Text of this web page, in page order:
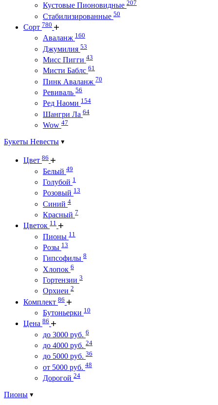
Кустовые Пионовидные 207
Стабилизированные 50
Сорт 780
Аваланж 160
Джумилия 53
Мисс Пигги 43
Мисти Баблс 61
Пинк Аваланж 70
Ревиваль 56
Ред Наоми 154
Шангри Ла 64
Wow 47
Букеты Невесты
Цвет 86
Белый 49
Голубой 1
Розовый 13
Синий 4
Красный 7
Цветок 11
Пионы 11
Розы 13
Гипсофилы 8
Хлопок 6
Гортензии 3
Орхиеи 2
Комплект 86
Бутоньерки 10
Цена 86
до 3000 руб. 6
до 4000 руб. 24
до 5000 руб. 36
от 5000 руб. 48
Дорогой 24
Пионы